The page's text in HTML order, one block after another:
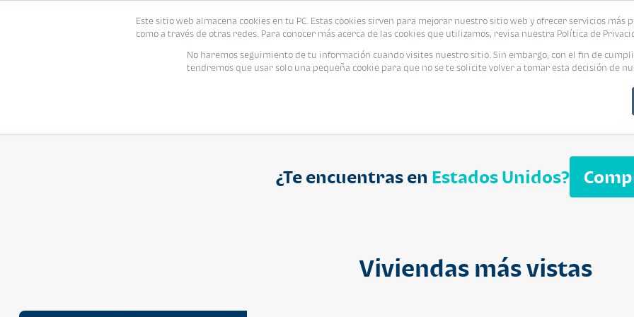
Este sitio web almacena cookies en tu PC. Estas cookies sirven para mejorar nuestro sitio web y ofrecer servicios más
como a través de otras redes. Para conocer más acerca de las cookies que utilizamos, revisa nuestra Política de
No haremos seguimiento de tu información cuando visites nuestro sitio. Sin embargo, con el fin de
tendremos que usar solo una pequeña cookie para que no se te solicite volver a tomar esta decisión de
Proyecto Modelo Inmobiliaria
¿Te encuentras en Estados Unidos?
Viviendas más vistasSegheria
Viviendas Eventos Promociones Blog